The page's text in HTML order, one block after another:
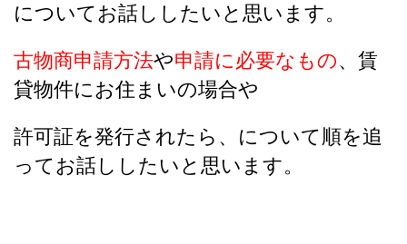
についてお話ししたいと思います。
古物商申請方法や申請に必要なもの、賃
貸物件にお住まいの場合や
許可証を発行されたら、 について順を追
ってお話ししたいと思います。